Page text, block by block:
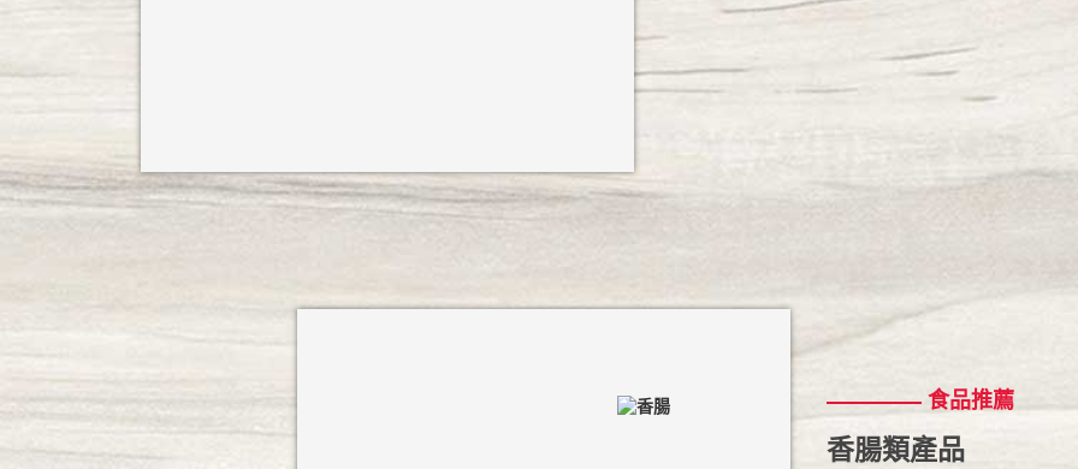
食品推薦
香腸類產品